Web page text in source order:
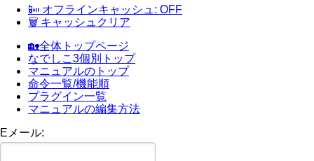
📴 オフラインキャッシュ: OFF
🗑 キャッシュクリア
🏡全体トップページ
なでしこ3個別トップ
マニュアルのトップ
命令一覧/機能順
プラグイン一覧
マニュアルの編集方法
Eメール: